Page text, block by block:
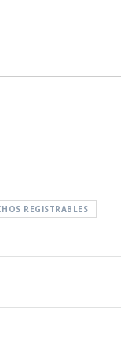
REGISTRABLES